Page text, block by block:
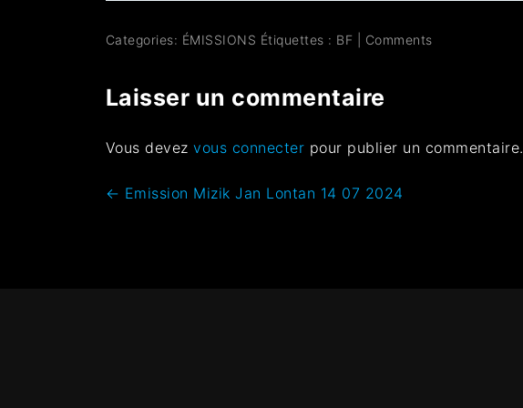
Categories: ÉMISSIONS Étiquettes : BF Comments
Laisser un commentaire
Vous devezvous connecter pour publier un commentaire.
← Emission Mizik Jan Lontan 14 07 2024